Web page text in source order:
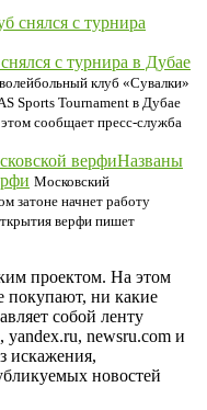
с турнира в Дубае
клуб «Сувалки»
Sports Tournament в Дубае
сообщает пресс-служба
Названы
Московский
затоне начнет работу
верфи пишет
проектом. На этом
покупают, ни какие
собой ленту
yandex.ru, newsru.com и
искажения,
новостей